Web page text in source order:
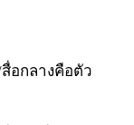
สื่อกลางคือตัว